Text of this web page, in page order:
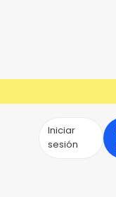
Iniciar
sesión